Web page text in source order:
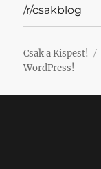
/r/csakblog
Csak a Kispest!
WordPress!